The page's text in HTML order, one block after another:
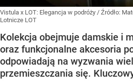
Vistula x LOT: Elegancja w podróży / Źródło:
Lotnicze LOT
Kolekcja obejmuje damskie i
oraz funkcjonalne akcesoria
odpowiadają na wyzwania
przemieszczania się.